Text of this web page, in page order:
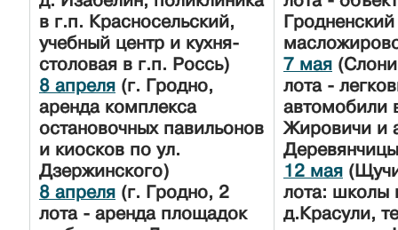
в г.п. Красносельский,
учебный центр и кухня-
столовая в г.п. Россь)
8 апреля (г. Гродно,
аренда комплекса
остановочных павильонов
и киосков по ул.
Дзержинского)
8 апреля (г. Гродно, 2
лота - аренда площадок
Гродненский
7 мая
лота -
автомобили
Жировичи и
12 мая
лота: школы
д.Красули,